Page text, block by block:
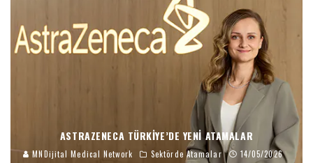
ASTRAZENECA TÜRKIYE’DE YENI ATAMALAR
MNDijital Medical Network Sektörde Atamalar 14/05/2026